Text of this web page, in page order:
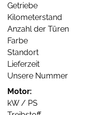
Getriebe
Kilometerstand
Anzahl der Türen
Farbe
Standort
Lieferzeit
Unsere Nummer
Motor:
kW / PS